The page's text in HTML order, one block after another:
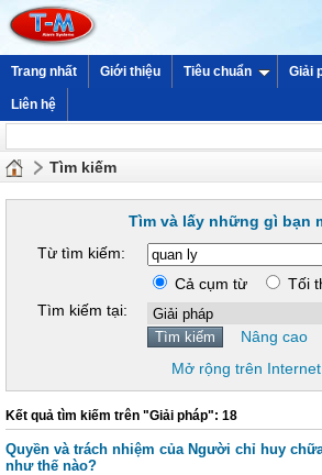
Trang nhất Giới thiệu Tiêu chuẩn Giải
Liên hệ
Tìm kiếm
Tìm và lấy những gì bạn
Từ tìm kiếm:
Cả cụm từ
Tối
Tìm kiếm tại:
Nâng cao
Mở rộng trên Internet
Kết quả tìm kiếm trên "Giải pháp": 18
Quyền và trách nhiệm của Người chỉ huy
như thế nào?